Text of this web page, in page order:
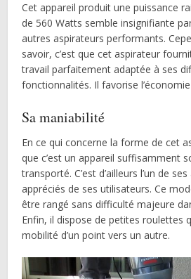
Cet appareil produit une puissance
de 560 Watts semble insignifiante
autres aspirateurs performants.
savoir, c’est que cet aspirateur
travail parfaitement adaptée à ses
fonctionnalités. Il favorise
Sa maniabilité
En ce qui concerne la forme de cet
que c’est un appareil suffisamment
transporté. C’est d’ailleurs l’un de
appréciés de ses utilisateurs. Ce
être rangé sans difficulté majeure
Enfin, il dispose de petites roulettes
mobilité d’un point vers un autre.